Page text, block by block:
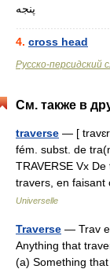
پنجه
4. cross head
Русско-персидский
См. также в
traverse — [
fém. subst. de
TRAVERSE Vx
travers, en
Universelle
Traverse — Trav
Anything that
(a) Something